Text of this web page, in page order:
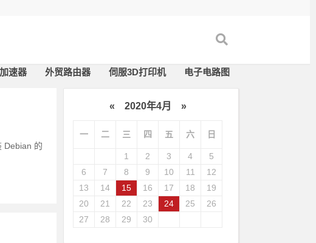
速器 外贸路由器 伺服3D打印机 电子电路图
Debian 的
« 2020年4月 »
一 二 三 四 五 六 日
1 2 3 4
5
6
7 8 9 10 11
12
13
14 15 16 17 18
19
20
21 22 23 24 25
26
27
28 29 30